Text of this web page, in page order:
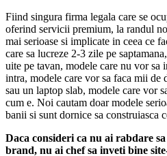
Fiind singura firma legala care se
oferind servicii premium, la randul
mai serioase si implicate in ceea ce
care sa lucreze 2-3 zile pe
uite pe tavan, modele care nu vor sa
intra, modele care vor sa faca mii de
sau un laptop slab, modele care vor
cum e. Noi cautam doar modele
banii si sunt dornice sa construiasca
Daca consideri ca nu ai rabdare
brand, nu ai chef sa inveti bine